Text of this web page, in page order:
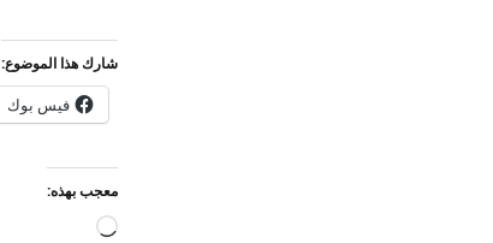
شارك هذا الموضوع:
فيس بوك
معجب بهذه:
جاري